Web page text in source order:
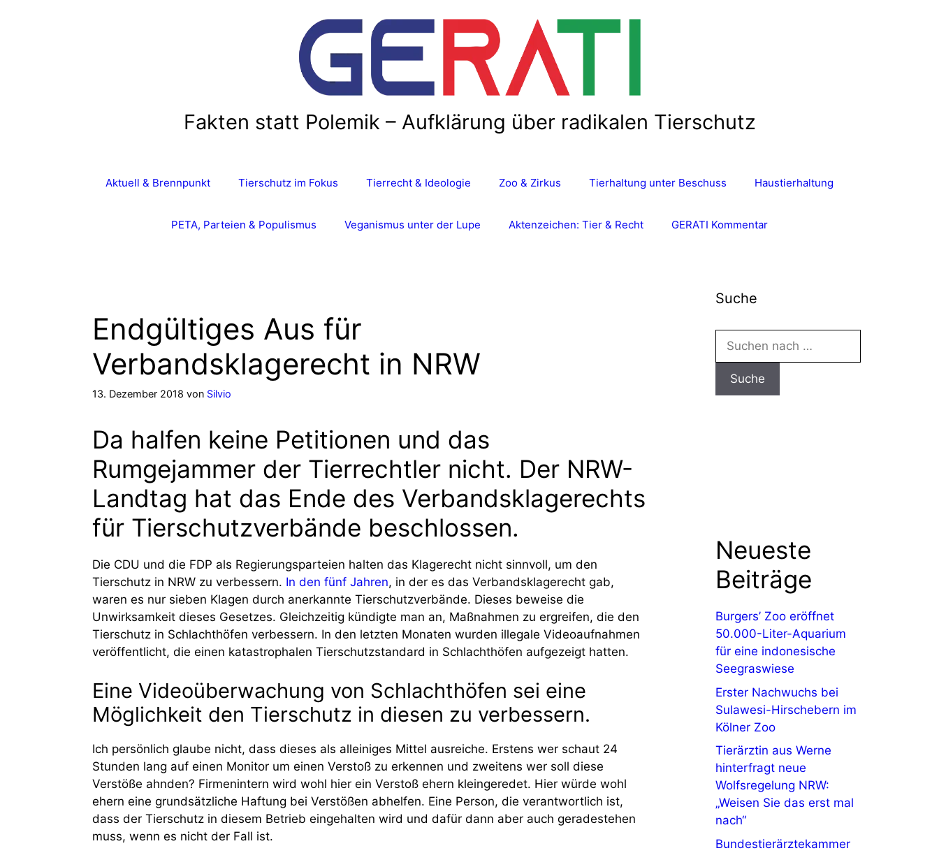
Fakten statt Polemik – Aufklärung über radikalen Tierschutz
Aktuell & Brennpunkt Tierschutz im Fokus Tierrecht & Ideologie Zoo & Zirkus Tierhaltung unter Beschuss Haustierhaltung
PETA, Parteien & Populismus Veganismus unter der Lupe Aktenzeichen: Tier & Recht GERATI Kommentar
Endgültiges Aus für
Verbandsklagerecht in NRW
13. Dezember 2018 von Silvio
Da halfen keine Petitionen und das
Rumgejammer der Tierrechtler nicht. Der NRW-
Landtag hat das Ende des Verbandsklagerechts
für Tierschutzverbände beschlossen.
Die CDU und die FDP als Regierungsparteien halten das Klagerecht nicht sinnvoll, um den
Tierschutz in NRW zu verbessern. In den fünf Jahren, in der es das Verbandsklagerecht gab,
waren es nur sieben Klagen durch anerkannte Tierschutzverbände. Dieses beweise die
Unwirksamkeit dieses Gesetzes. Gleichzeitig kündigte man an, Maßnahmen zu ergreifen, die den
Tierschutz in Schlachthöfen verbessern. In den letzten Monaten wurden illegale Videoaufnahmen
veröffentlicht, die einen katastrophalen Tierschutzstandard in Schlachthöfen aufgezeigt hatten.
Eine Videoüberwachung von Schlachthöfen sei eine
Möglichkeit den Tierschutz in diesen zu verbessern.
Ich persönlich glaube nicht, dass dieses als alleiniges Mittel ausreiche. Erstens wer schaut 24
Stunden lang auf einen Monitor um einen Verstoß zu erkennen und zweitens wer soll diese
Verstöße ahnden? Firmenintern wird wohl hier ein Verstoß ehern kleingeredet. Hier würde wohl
ehern eine grundsätzliche Haftung bei Verstößen abhelfen. Eine Person, die verantwortlich ist,
dass der Tierschutz in diesem Betrieb eingehalten wird und dafür dann aber auch geradestehen
muss, wenn es nicht der Fall ist.
Suche
Suchen
nach:
Neueste
Beiträge
Burgers’ Zoo eröffnet
50.000-Liter-Aquarium
für eine indonesische
Seegraswiese
Erster Nachwuchs bei
Sulawesi-Hirschebern im
Kölner Zoo
Tierärztin aus Werne
hinterfragt neue
Wolfsregelung NRW:
„Weisen Sie das erst mal
nach“
Bundestierärztekammer